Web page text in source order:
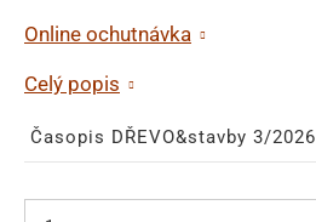
Online ochutnávka
Celý popis
Časopis DŘEVO&stavby 3/2026